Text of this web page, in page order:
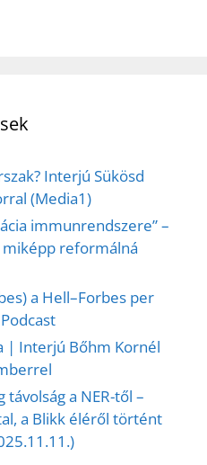
Interjú Sükösd
(Media1)
immunrendszere” –
miképp reformálná
a Hell–Forbes per
| Interjú Bőhm Kornél
a NER-től –
a Blikk éléről történt